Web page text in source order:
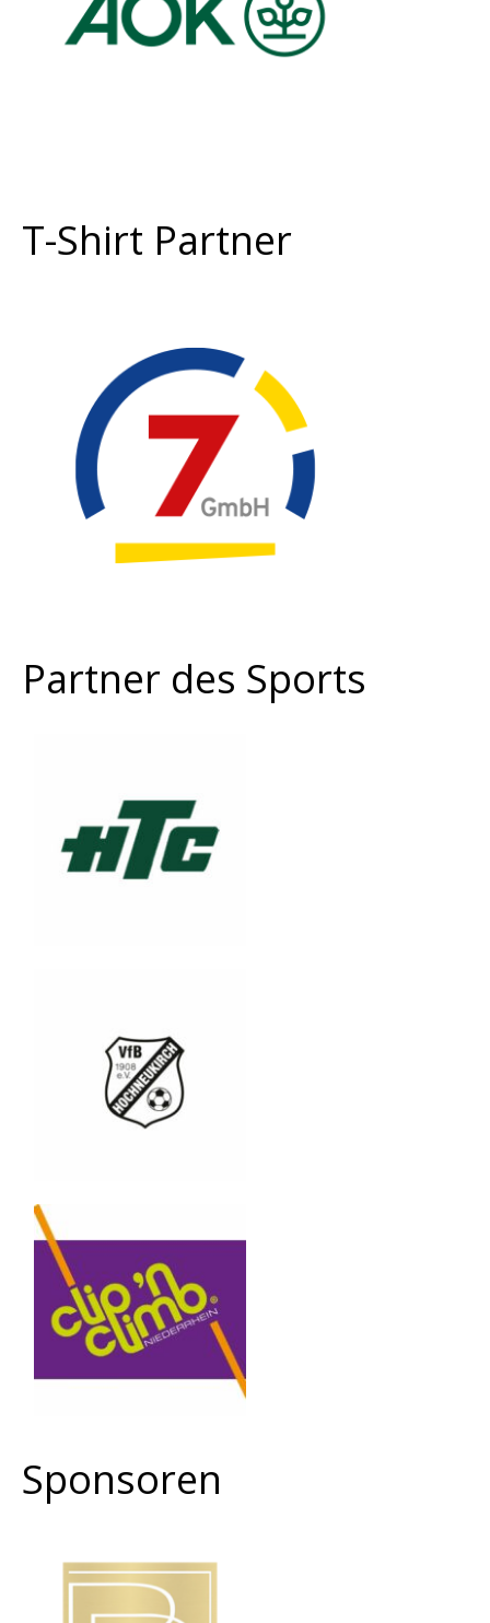
T-Shirt Partner
Partner des Sports
Sponsoren